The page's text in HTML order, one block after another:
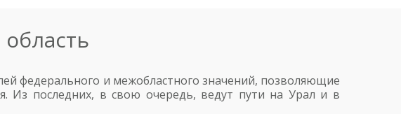
федерального и межобластного значений, позволяющие
Из последних, в свою очередь, ведут пути на Урал и в